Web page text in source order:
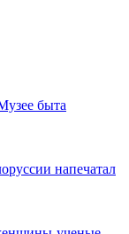
быта
напечатал